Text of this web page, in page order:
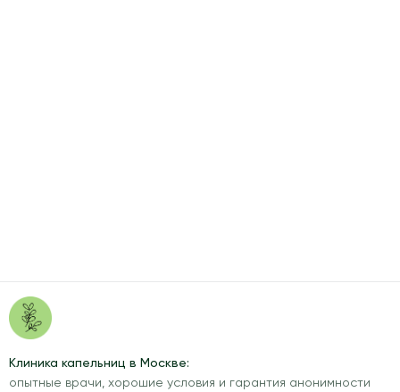
Клиника капельниц в Москве:
опытные врачи, хорошие условия и гарантия анонимности